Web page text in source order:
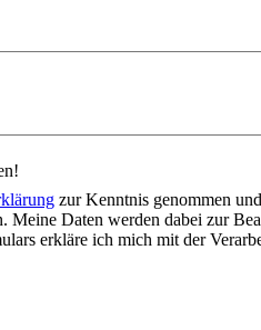
zur Kenntnis genommen
Meine Daten werden dabei zur
erkläre ich mich mit der